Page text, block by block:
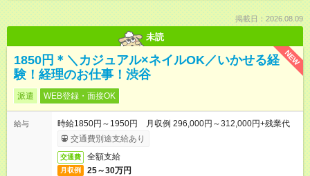
掲載日：2026.08.09
未読
NEW
1850円＊＼カジュアル×ネイルOK／いかせる経
験！経理のお仕事！渋谷
派遣 WEB登録・面接OK
給与
時給1850円～1950円 月収例 296,000円～312,000円+残業代
交通費別途支給あり
交通費 全額支給
月収例 25～30万円